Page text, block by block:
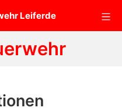
Leiferde